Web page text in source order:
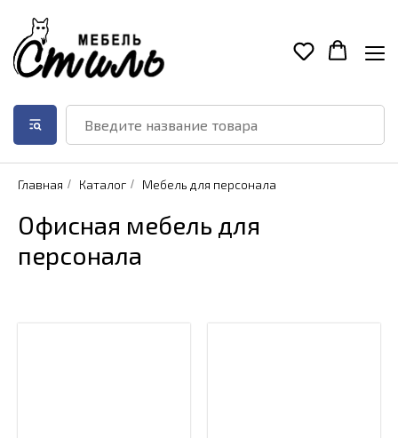
Главная / Каталог / Мебель для персонала
Офисная мебель для
персонала